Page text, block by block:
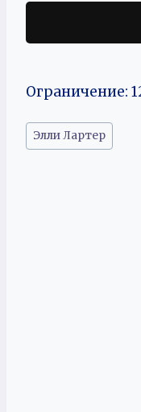
Ограничение:
Метки
записи:
Элли Лартер